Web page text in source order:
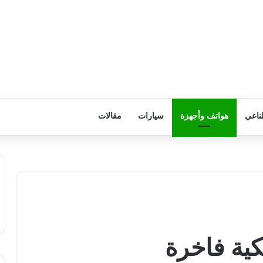
هواتف وأجهزة سيارات مقالات
فاخرة